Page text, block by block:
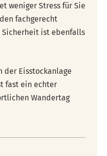
weniger Stress für Sie
fachgerecht
Sicherheit ist ebenfalls
der Eisstockanlage
fast ein echter
Wandertag